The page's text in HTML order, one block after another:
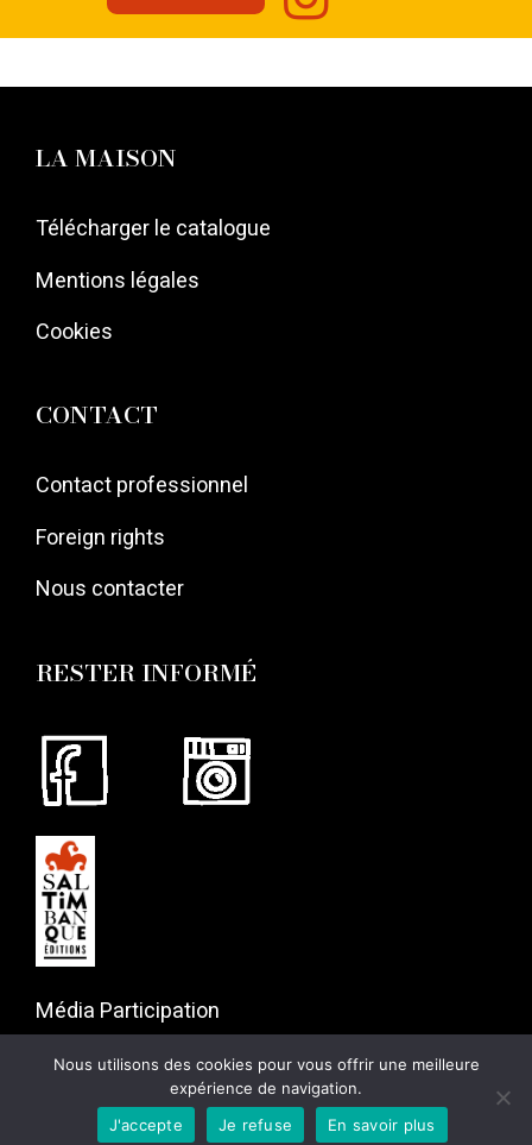
LA MAISON
Télécharger le catalogue
Mentions légales
Cookies
CONTACT
Contact professionnel
Foreign rights
Nous contacter
RESTER INFORMÉ
Média Participation
75019 Paris
Nous utilisons des cookies pour vous offrir une meilleure
expérience de navigation.
J'accepte
Je refuse En savoir plus